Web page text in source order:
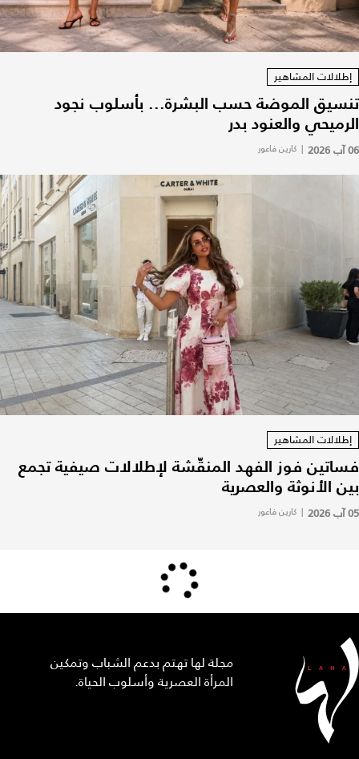
إطلالات المشاهير
تنسيق الموضة حسب البشرة... بأسلوب نجود
الرميحي والعنود بدر
06 آب 2026 | كارين فاعور
إطلالات المشاهير
فساتين فوز الفهد المنقّشة لإطلالات صيفية تجمع
بين الأنوثة والعصرية
05 آب 2026 | كارين فاعور
مجلة لها تهتم بدعم الشباب وتمكين
المرأة العصرية وأسلوب الحياة.